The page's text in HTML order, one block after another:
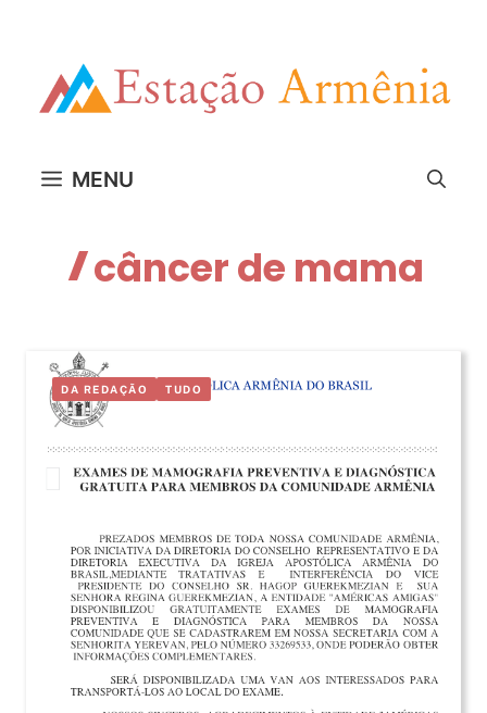
MENU
câncer de mama
DA REDAÇÃO TUDO